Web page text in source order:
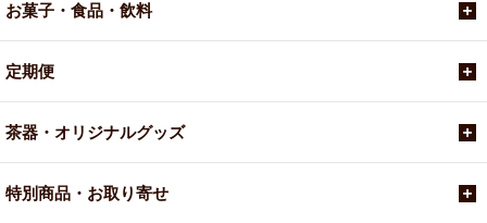
お菓子・食品・飲料
定期便
茶器・オリジナルグッズ
特別商品・お取り寄せ